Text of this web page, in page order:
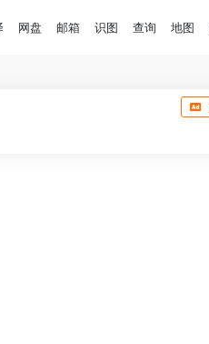
网盘 邮箱 识图 查询 地图